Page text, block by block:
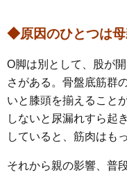
◆原因のひとつは母
O脚は別として、股が
さがある。骨盤底筋群
いと膝頭を揃えること
しないと尿漏れすら起
していると、筋肉はも
それから親の影響、普